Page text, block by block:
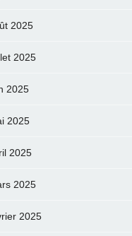
2025
2025
2025
2025
2025
2025
2025